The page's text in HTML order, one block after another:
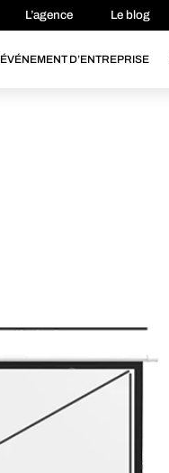
L’agence Le blog
ÉVÉNEMENT D’ENTREPRISE